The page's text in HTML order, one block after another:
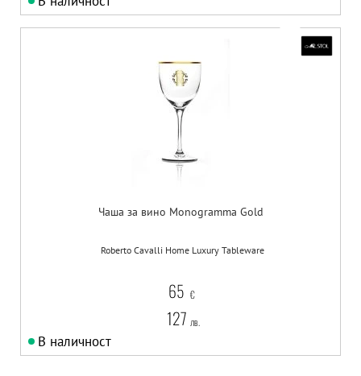
Чаша за вино Monogramma Gold
Roberto Cavalli Home Luxury Tableware
65 €
127 лв.
В наличност